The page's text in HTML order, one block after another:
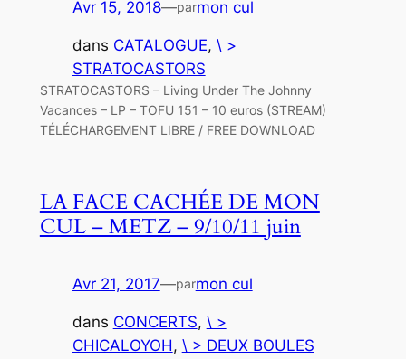
Avr 15, 2018—parmon cul
dans CATALOGUE, \ >
STRATOCASTORS
STRATOCASTORS – Living Under The Johnny
Vacances – LP – TOFU 151 – 10 euros (STREAM)
TÉLÉCHARGEMENT LIBRE / FREE DOWNLOAD
LA FACE CACHÉE DE MON
CUL – METZ – 9/10/11 juin
Avr 21, 2017—parmon cul
dans CONCERTS, \ >
CHICALOYOH, \ > DEUX BOULES